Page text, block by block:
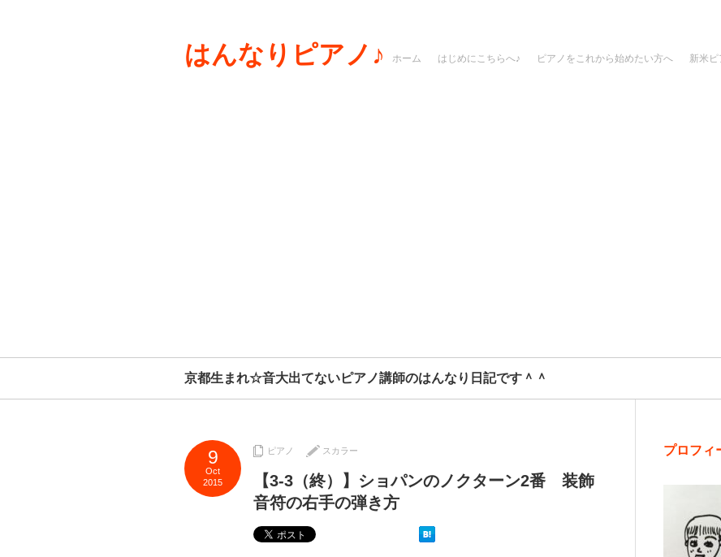
はんなりピアノ♪ ホーム はじめにこちらへ♪ ピアノをこれから始めたい方へ 新米
京都生まれ☆音大出てないピアノ講師のはんなり日記です＾＾
9
Oct
2015
ピアノ スカラー
【3-3（終）】ショパンのノクターン2番 装飾
音符の右手の弾き方
プロフィ